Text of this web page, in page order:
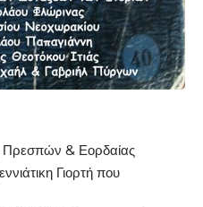
& Εορδαίας
Γιορτή που